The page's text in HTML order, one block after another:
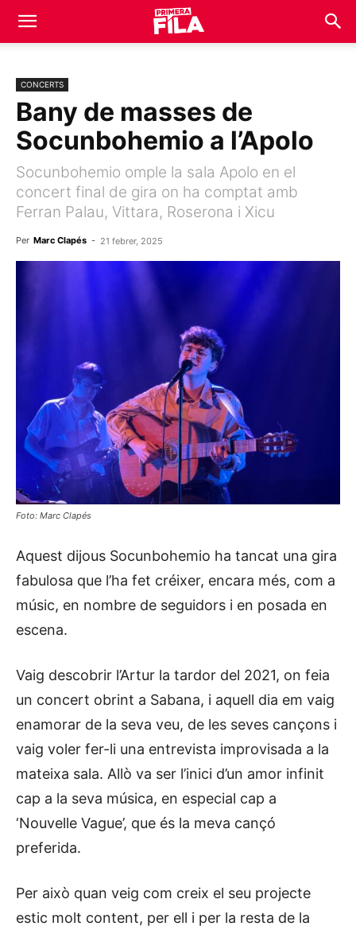
CONCERTS
Bany de masses de
Socunbohemio a l’Apolo
Socunbohemio omple la sala Apolo en el
concert final de gira on ha comptat amb
Ferran Palau, Vittara, Roserona i Xicu
Per Marc Clapés - 21 febrer, 2025
Foto: Marc Clapés
Aquest dijous Socunbohemio ha tancat una gira
fabulosa que l’ha fet créixer, encara més, com a
músic, en nombre de seguidors i en posada en
escena.
Vaig descobrir l’Artur la tardor del 2021, on feia
un concert obrint a Sabana, i aquell dia em vaig
enamorar de la seva veu, de les seves cançons i
vaig voler fer-li una entrevista improvisada a la
mateixa sala. Allò va ser l’inici d’un amor infinit
cap a la seva música, en especial cap a
‘Nouvelle Vague’, que és la meva cançó
preferida.
Per això quan veig com creix el seu projecte
estic molt content, per ell i per la resta de la